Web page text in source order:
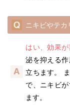
ニキビやテ
はい、効果が
泌を抑える
立ちます。
で、ニキビ
ます。